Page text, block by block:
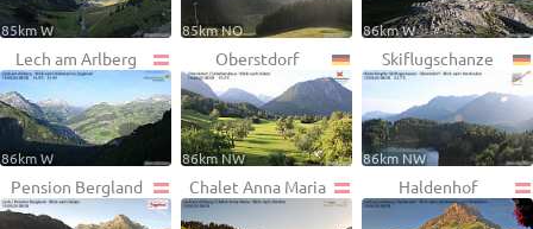
85km W 85km NO 86km W
Lech am Arlberg
86km W
Oberstdorf
86km NW
Skiflugschanze
86km NW
Pension Bergland Chalet Anna Maria Haldenhof